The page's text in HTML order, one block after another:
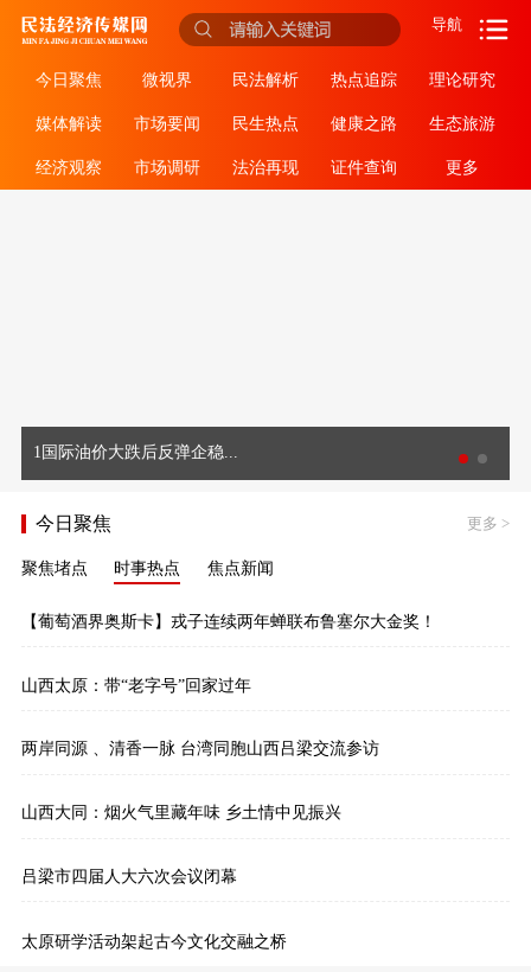
导航
今日聚焦 微视界 民法解析 热点追踪 理论研究
媒体解读 市场要闻 民生热点 健康之路 生态旅游
经济观察 市场调研 法治再现 证件查询 更多
1国际油价大跌后反弹企稳...
今日聚焦 更多 >
聚焦堵点 时事热点 焦点新闻
【葡萄酒界奥斯卡】戎子连续两年蝉联布鲁塞尔大金奖！
山西太原：带“老字号”回家过年
两岸同源 、清香一脉 台湾同胞山西吕梁交流参访
山西大同：烟火气里藏年味 乡土情中见振兴
吕梁市四届人大六次会议闭幕
太原研学活动架起古今文化交融之桥